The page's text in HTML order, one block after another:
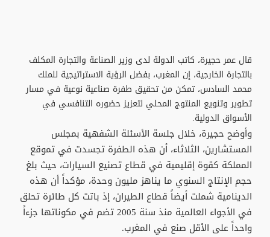
قال عمر حجيرة، كاتب الدولة لدى وزير الصناعة والتجارة المكلف
بالتجارة الخارجية، إن المغرب، بفضل الرؤية الاستراتيجية للملك
محمد السادس، تمكن من تحقيق طفرة صناعية نوعية في مسار
تطوير وتنويع المنتوج المحلي لتعزيز حضوره التنافسي في
الأسواق الدولية.
وأوضح حجيرة، خلال جلسة الأسئلة الشفهية بمجلس
المستشارين، الثلاثاء، أن هذه الطفرة تجسدت في تموقع
المملكة كقوة إقليمية في قطاع تصنيع السيارات، حيث بلغ
حجم الإنتاج السنوي ما يناهز مليون وحدة، مؤكداً أن هذه
الدينامية شملت أيضاً قطاع الطيران، إذ باتت كل طائرة تحلق
في الأجواء العالمية منذ سنة 2005 تضم في مكوناتها جزءاً
واحداً على الأقل صنع في المغرب.